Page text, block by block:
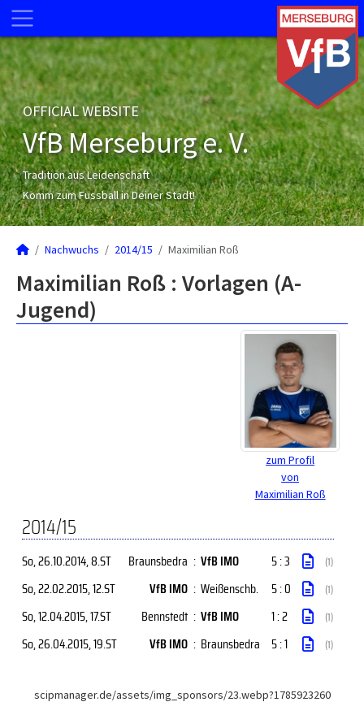
OFFICIAL WEBSITE
VfB Merseburg e. V.
Tradition aus Leidenschaft
Komm zum Fussball in Deiner Stadt!
Nachwuchs 2014/15 Maximilian Roß
Maximilian Roß : Vorlagen (A-
Jugend)
zum Profil
von
Maximilian Roß
2014/15
So, 26.10.2014, 8.ST Braunsbedra : VfB IMO 5 : 3 (1)
So, 22.02.2015, 12.ST VfB IMO : Weißenschb. 5 : 0 (1)
So, 12.04.2015, 17.ST Bennstedt : VfB IMO 1 : 2 (1)
So, 26.04.2015, 19.ST VfB IMO : Braunsbedra 5 : 1 (1)
scipmanager.de/assets/img_sponsors/23.webp?1785923260